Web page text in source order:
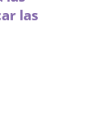
las